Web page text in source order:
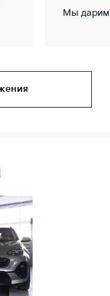
Мы дарим